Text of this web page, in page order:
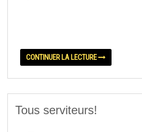
CONTINUER LA LECTURE
Tous serviteurs!